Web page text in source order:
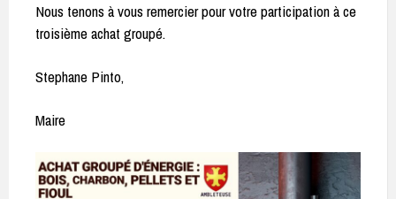
Nous tenons à vous remercier pour votre participation à ce
troisième achat groupé.
Stephane Pinto,
Maire